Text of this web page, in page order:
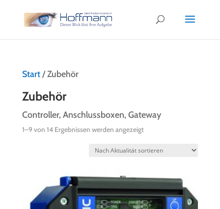
Start/ Zubehör
Zubehör
Controller, Anschlussboxen, Gateway
1–9 von 14 Ergebnissen werden angezeigtNach